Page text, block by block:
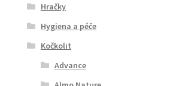
Hračky
Hygiena a péče
Kočkolit
Advance